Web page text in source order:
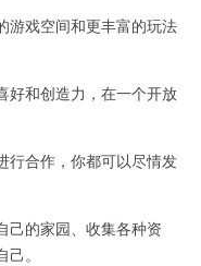
戏空间和更丰富的玩法
和创造力，在一个开放
合作，你都可以尽情发
的家园、收集各种资
。